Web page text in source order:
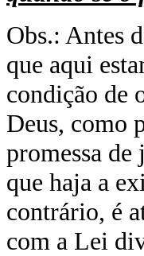
Obs.: Antes
que aqui
condição de
Deus, como
promessa
que haja a
contrário, é
com a Lei